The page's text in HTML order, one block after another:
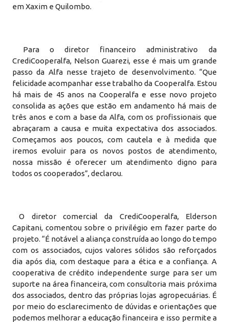
em Xaxim e Quilombo.
Para o diretor financeiro administrativo da
CrediCooperalfa, Nelson Guarezi, esse é mais um grande
passo da Alfa nesse trajeto de desenvolvimento. “Que
felicidade acompanhar esse trabalho da Cooperalfa. Estou
há mais de 45 anos na Cooperalfa e esse novo projeto
consolida as ações que estão em andamento há mais de
três anos e com a base da Alfa, com os profissionais que
abraçaram a causa e muita expectativa dos associados.
Começamos aos poucos, com cautela e à medida que
iremos evoluir para os novos postos de atendimento,
nossa missão é oferecer um atendimento digno para
todos os cooperados”, declarou.
O diretor comercial da CrediCooperalfa, Elderson
Capitani, comentou sobre o privilégio em fazer parte do
projeto. “É notável a aliança construída ao longo do tempo
com os associados, cujos valores sólidos são reforçados
dia após dia, com destaque para a ética e a confiança. A
cooperativa de crédito independente surge para ser um
suporte na área financeira, com consultoria mais próxima
dos associados, dentro das próprias lojas agropecuárias. É
por meio do esclarecimento de dúvidas e orientações que
podemos melhorar a educação financeira e isso permite a